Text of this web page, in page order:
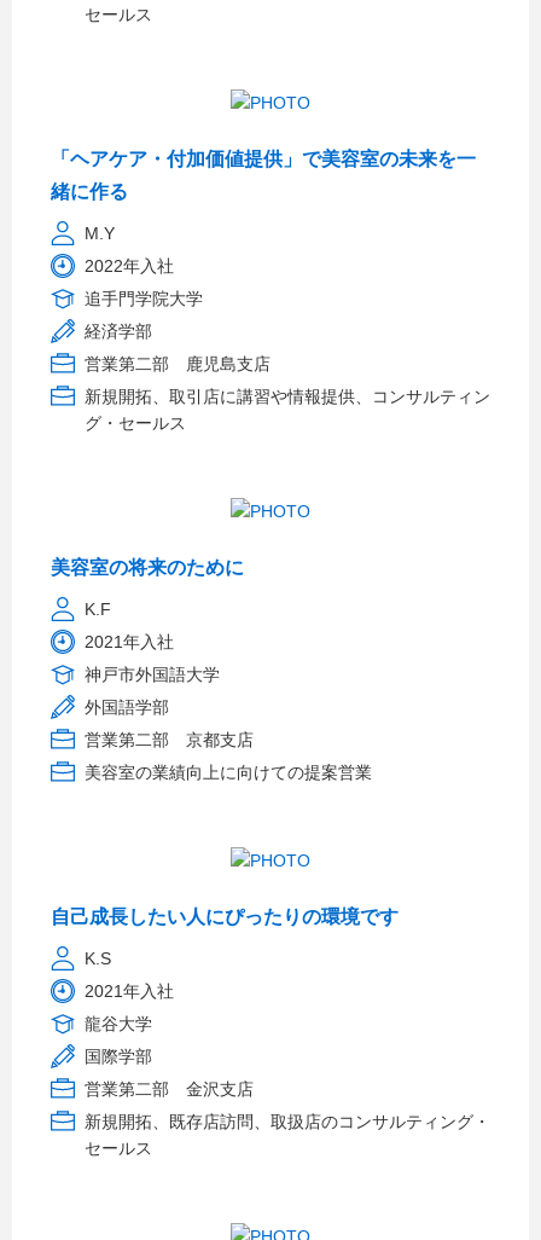
セールス
「ヘアケア・付加価値提供」で美容室の未来を一
緒に作る
M.Y
2022年入社
追手門学院大学
経済学部
営業第二部 鹿児島支店
新規開拓、取引店に講習や情報提供、コンサルティン
グ・セールス
美容室の将来のために
K.F
2021年入社
神戸市外国語大学
外国語学部
営業第二部 京都支店
美容室の業績向上に向けての提案営業
自己成長したい人にぴったりの環境です
K.S
2021年入社
龍谷大学
国際学部
営業第二部 金沢支店
新規開拓、既存店訪問、取扱店のコンサルティング・
セールス